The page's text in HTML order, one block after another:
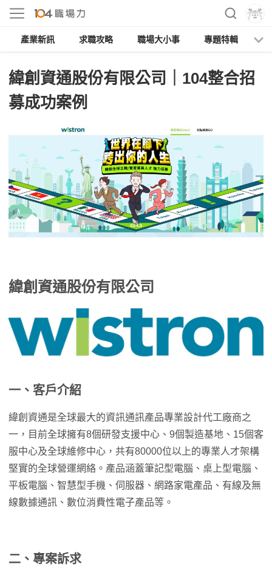
產業新訊 求職攻略 職場大小事 專題特輯
緯創資通股份有限公司｜104整合招
募成功案例
緯創資通股份有限公司
一、客戶介紹
緯創資通是全球最大的資訊通訊產品專業設計代工廠商之
一，目前全球擁有8個研發支援中心、9個製造基地、15個客
服中心及全球維修中心，共有80000位以上的專業人才架構
堅實的全球營運網絡。產品涵蓋筆記型電腦、桌上型電腦、
平板電腦、智慧型手機、伺服器、網路家電產品、有線及無
線數據通訊、數位消費性電子產品等。
二、專案訴求